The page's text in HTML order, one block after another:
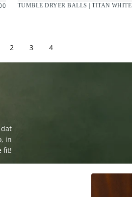
TUMBLE DRYER BALLS | TITAN WHITE
2 3 4
in
fit!